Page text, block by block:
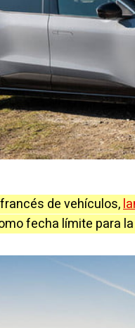
de vehículos,
fecha límite para